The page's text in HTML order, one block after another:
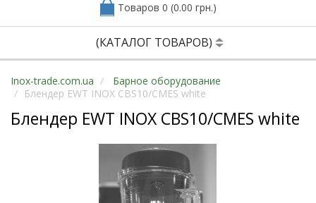
Товаров 0 (0.00 грн.)
(КАТАЛОГ ТОВАРОВ)
Inox-trade.com.ua
Барное оборудование
Блендер EWT INOX CBS10/CMES white
Блендер EWT INOX CBS10/CMES white